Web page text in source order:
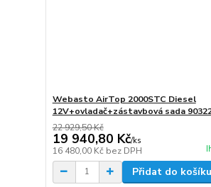
Webasto AirTop 2000STC Diesel
12V+ovladač+zástavbová sada
22 929,50 Kč
19 940,80 Kč/ks
16 480,00 Kč bez DPH
Přidat do košíku